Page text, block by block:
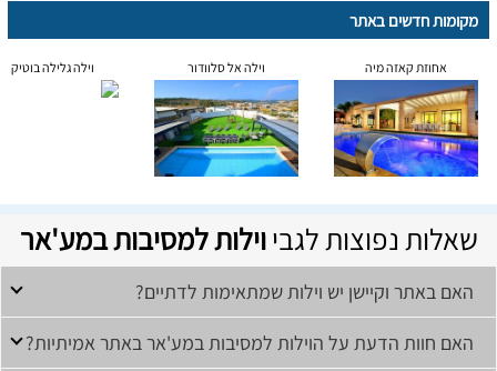
מקומות חדשים באתר
אחוזת קאזה מיה וילה אל סלוודור וילה גלילה בוטיק
שאלות נפוצות לגביוילות למסיבות במע'אר
האם באתר וקיישן יש וילות שמתאימות לדתיים?
האם חוות הדעת על הוילות למסיבות במע'אר באתר אמיתיות?